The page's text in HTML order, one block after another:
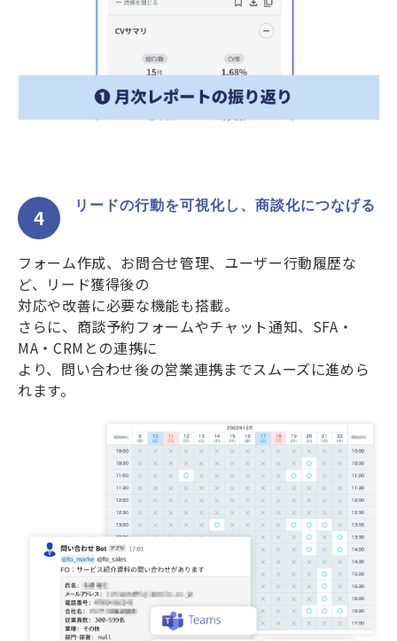
4 リードの行動を可視化し、商談化につなげる
フォーム作成、お問合せ管理、ユーザー行動履歴な
ど、リード獲得後の
対応や改善に必要な機能も搭載。
さらに、商談予約フォームやチャット通知、SFA・
MA・CRMとの連携に
より、問い合わせ後の営業連携までスムーズに進めら
れます。